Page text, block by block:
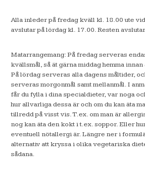
Alla inleder på fredag kväll kl. 18.00 ute
avslutar på lördag kl. 17.00. Resten
Matarrangemang: På fredag serveras
kvällsmål, så ät gärna middag hemma
På lördag serveras alla dagens måltider,
serveras morgonmål samt mellanmål. I
får du fylla i dina specialdieter, var noga
hur allvarliga dessa är och om du kan äta
tillredd på visst vis. T.ex. om man är
nog kan äta den kokt i t.ex. soppor. Eller
eventuell nötallergi är. Längre ner i
alternativ att kryssa i olika vegetariska
sådana.